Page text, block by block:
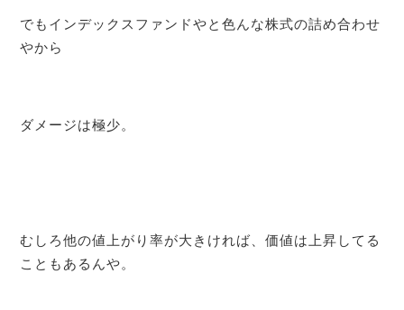
でもインデックスファンドやと色んな株式の詰め合わせ
やから
ダメージは極少。
むしろ他の値上がり率が大きければ、価値は上昇してる
こともあるんや。